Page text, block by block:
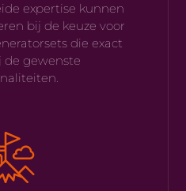
expertise kunnen
bij de keuze voor
die exact
de gewenste